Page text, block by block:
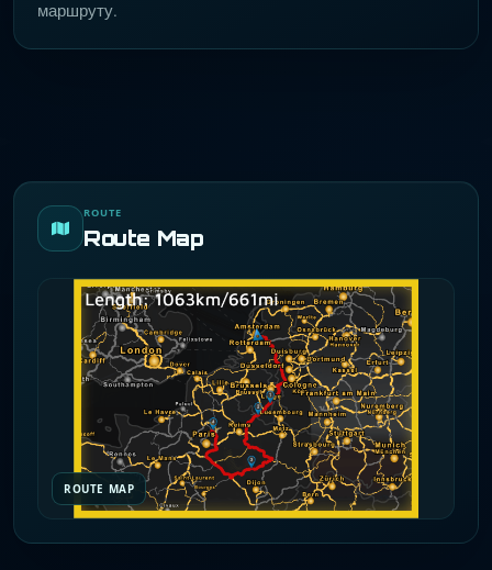
маршруту.
ROUTE
Route Map
ROUTE MAP